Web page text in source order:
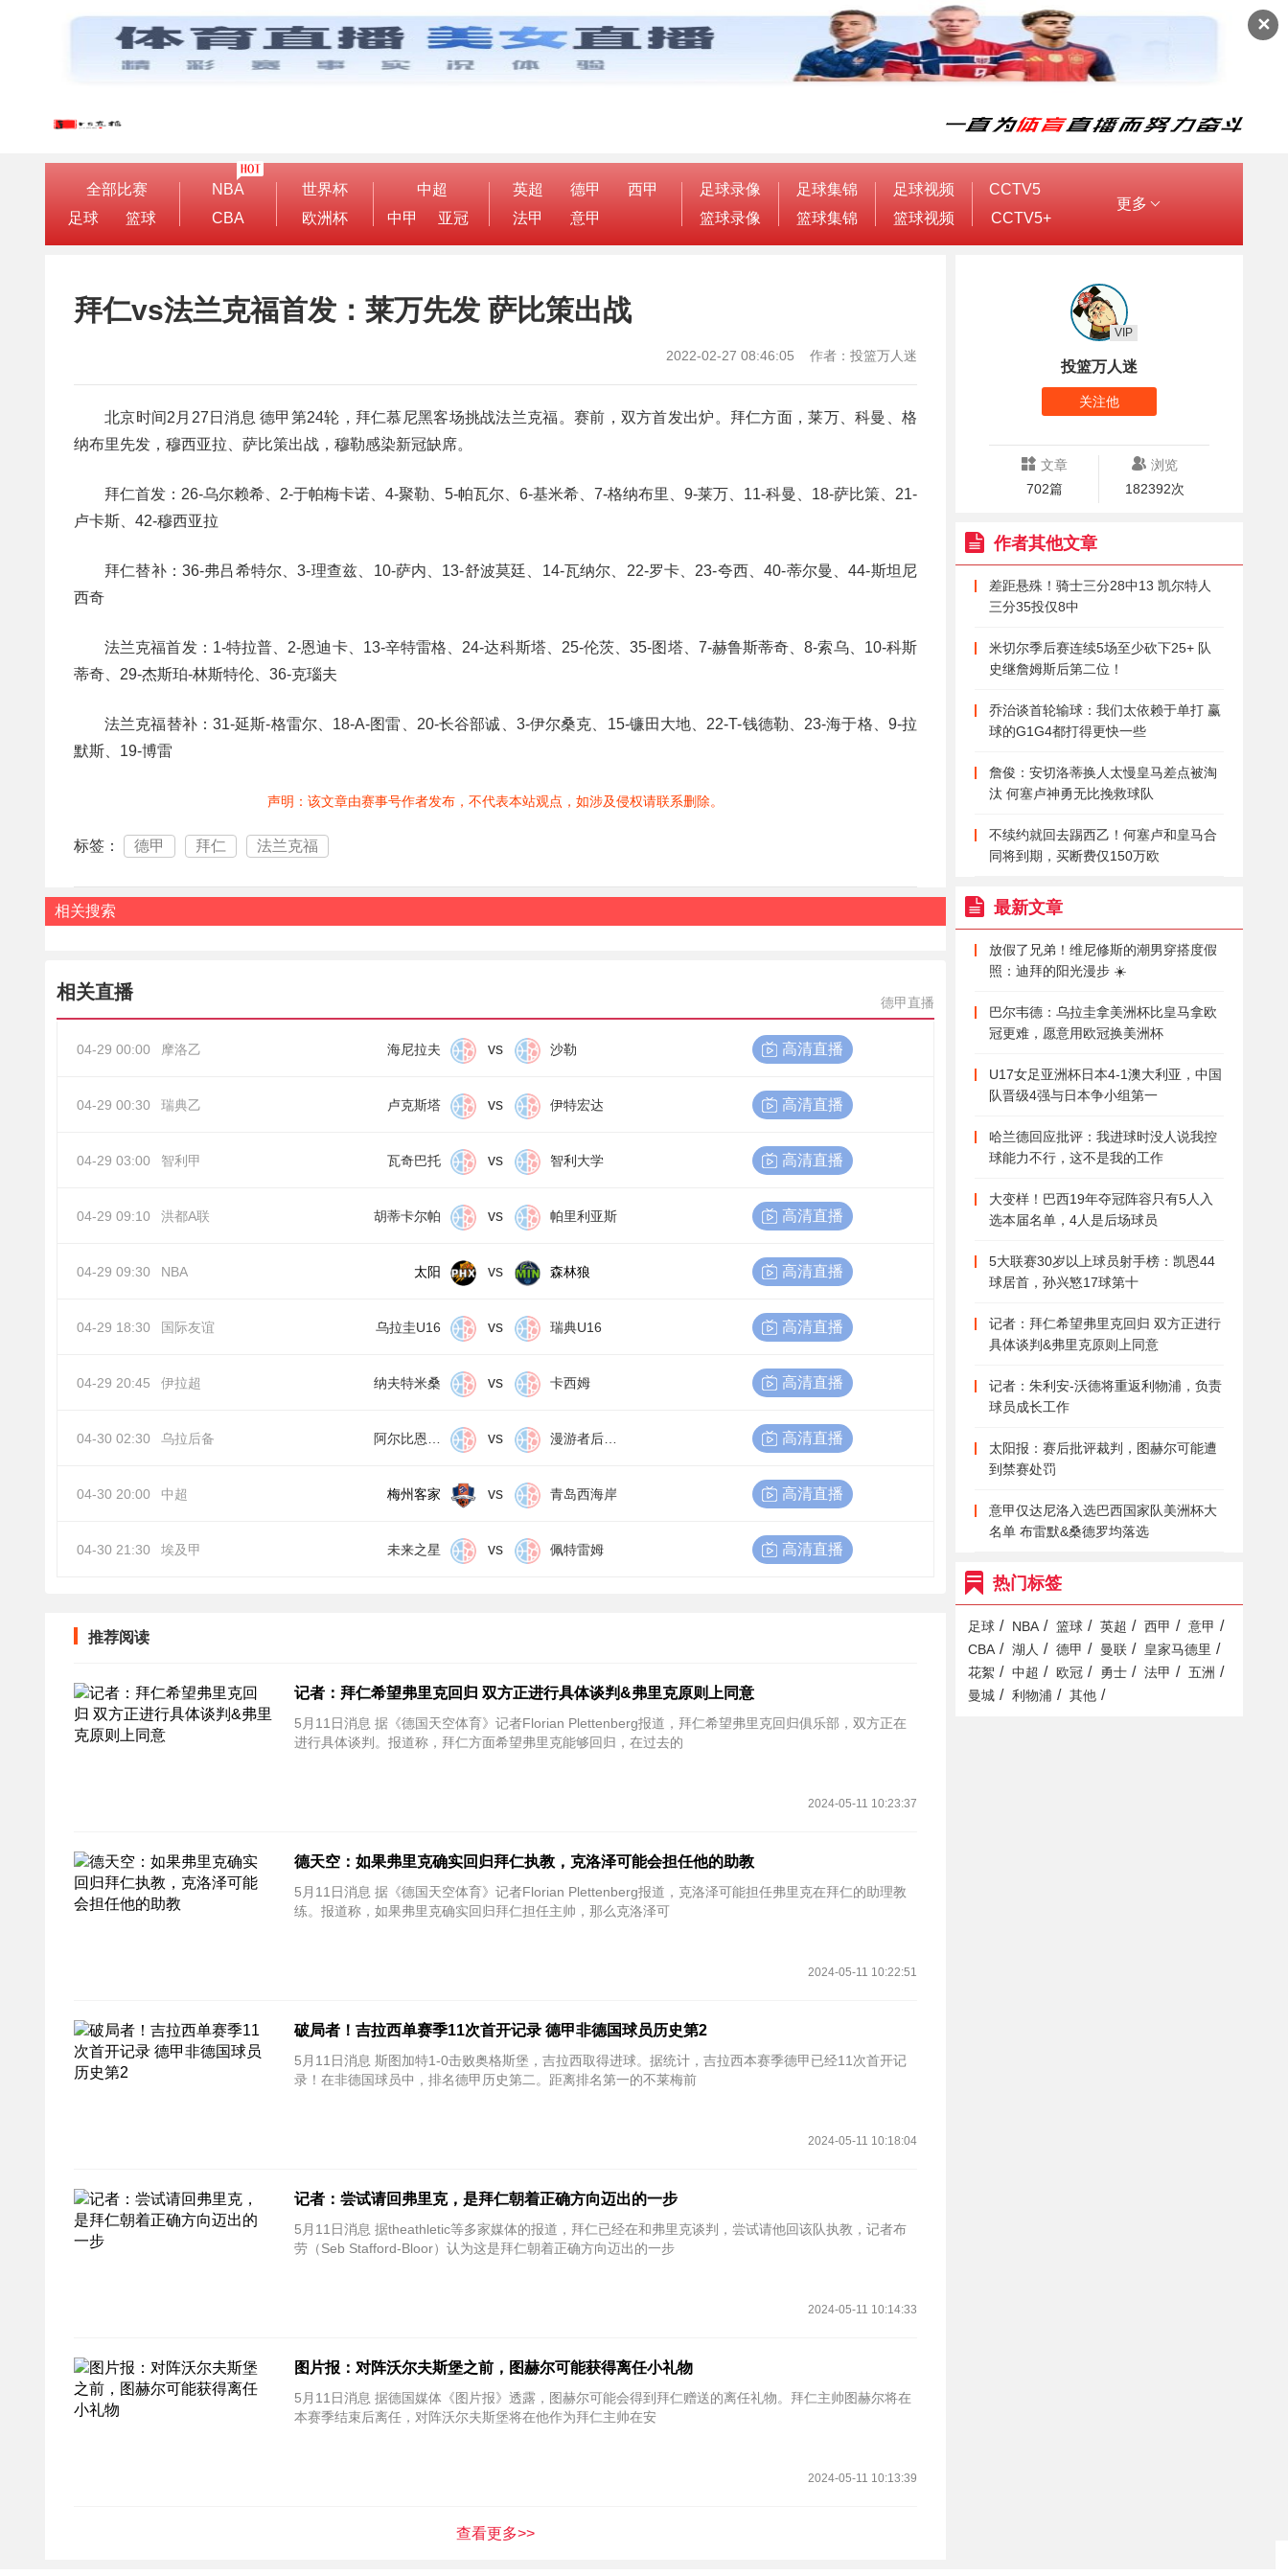
✕
全部比赛
足球
篮球
NBA
CBA
世界杯
欧洲杯
中超
中甲
亚冠
英超 德甲
西甲
法甲
意甲
足球录像
篮球录像
足球集锦
篮球集锦
足球视频
篮球视频
CCTV5
CCTV5+
更多
拜仁vs法兰克福首发：莱万先发 萨比策出战
2022-02-27 08:46:05 作者：投篮万人迷
北京时间2月27日消息 德甲第24轮，拜仁慕尼黑客场挑战法兰克福。赛前，双方首发出炉。拜仁方面，莱万、科曼、格
纳布里先发，穆西亚拉、萨比策出战，穆勒感染新冠缺席。
拜仁首发：26-乌尔赖希、2-于帕梅卡诺、4-聚勒、5-帕瓦尔、6-基米希、7-格纳布里、9-莱万、11-科曼、18-萨比策、21-
卢卡斯、42-穆西亚拉
拜仁替补：36-弗吕希特尔、3-理查兹、10-萨内、13-舒波莫廷、14-瓦纳尔、22-罗卡、23-夸西、40-蒂尔曼、44-斯坦尼
西奇
法兰克福首发：1-特拉普、2-恩迪卡、13-辛特雷格、24-达科斯塔、25-伦茨、35-图塔、7-赫鲁斯蒂奇、8-索乌、10-科斯
蒂奇、29-杰斯珀-林斯特伦、36-克瑙夫
法兰克福替补：31-延斯-格雷尔、18-A-图雷、20-长谷部诚、3-伊尔桑克、15-镰田大地、22-T-钱德勒、23-海于格、9-拉
默斯、19-博雷
声明：该文章由赛事号作者发布，不代表本站观点，如涉及侵权请联系删除。
标签： 德甲 拜仁 法兰克福
相关搜索
相关直播 德甲直播
04-29 00:00 摩洛乙 海尼拉夫 vs 沙勒 高清直播
04-29 00:30 瑞典乙 卢克斯塔 vs 伊特宏达 高清直播
04-29 03:00 智利甲 瓦奇巴托 vs 智利大学 高清直播
04-29 09:10 洪都A联 胡蒂卡尔帕 vs 帕里利亚斯 高清直播
04-29 09:30 NBA 太阳 vs 森林狼 高清直播
04-29 18:30 国际友谊 乌拉圭U16 vs 瑞典U16 高清直播
04-29 20:45 伊拉超 纳夫特米桑 vs 卡西姆 高清直播
04-30 02:30 乌拉后备 vs 高清直播
04-30 20:00 中超 梅州客家 vs 青岛西海岸 高清直播
04-30 21:30 埃及甲 未来之星 vs 佩特雷姆 高清直播
推荐阅读
记者：拜仁希望弗里克回归 双方正进行具体谈判&弗里克原则上同意
5月11日消息 据《德国天空体育》记者Florian Plettenberg报道，拜仁希望弗里克回归俱乐部，双方正在
进行具体谈判。报道称，拜仁方面希望弗里克能够回归，在过去的
2024-05-11 10:23:37
德天空：如果弗里克确实回归拜仁执教，克洛泽可能会担任他的助教
5月11日消息 据《德国天空体育》记者Florian Plettenberg报道，克洛泽可能担任弗里克在拜仁的助理教
练。报道称，如果弗里克确实回归拜仁担任主帅，那么克洛泽可
2024-05-11 10:22:51
破局者！吉拉西单赛季11次首开记录 德甲非德国球员历史第2
5月11日消息 斯图加特1-0击败奥格斯堡，吉拉西取得进球。据统计，吉拉西本赛季德甲已经11次首开记
录！在非德国球员中，排名德甲历史第二。距离排名第一的不莱梅前
2024-05-11 10:18:04
记者：尝试请回弗里克，是拜仁朝着正确方向迈出的一步
5月11日消息 据theathletic等多家媒体的报道，拜仁已经在和弗里克谈判，尝试请他回该队执教，记者布
劳（Seb Stafford-Bloor）认为这是拜仁朝着正确方向迈出的一步
2024-05-11 10:14:33
图片报：对阵沃尔夫斯堡之前，图赫尔可能获得离任小礼物
5月11日消息 据德国媒体《图片报》透露，图赫尔可能会得到拜仁赠送的离任礼物。拜仁主帅图赫尔将在
本赛季结束后离任，对阵沃尔夫斯堡将在他作为拜仁主帅在安
2024-05-11 10:13:39
查看更多>>
投篮万人迷
VIP
关注他
文章
702篇
浏览
182392次
作者其他文章
差距悬殊！骑士三分28中13 凯尔特人
三分35投仅8中
米切尔季后赛连续5场至少砍下25+ 队
史继詹姆斯后第二位！
乔治谈首轮输球：我们太依赖于单打 赢
球的G1G4都打得更快一些
詹俊：安切洛蒂换人太慢皇马差点被淘
汰 何塞卢神勇无比挽救球队
不续约就回去踢西乙！何塞卢和皇马合
同将到期，买断费仅150万欧
最新文章
放假了兄弟！维尼修斯的潮男穿搭度假
照：迪拜的阳光漫步 ☀️
巴尔韦德：乌拉圭拿美洲杯比皇马拿欧
冠更难，愿意用欧冠换美洲杯
U17女足亚洲杯日本4-1澳大利亚，中国
队晋级4强与日本争小组第一
哈兰德回应批评：我进球时没人说我控
球能力不行，这不是我的工作
大变样！巴西19年夺冠阵容只有5人入
选本届名单，4人是后场球员
5大联赛30岁以上球员射手榜：凯恩44
球居首，孙兴慜17球第十
记者：拜仁希望弗里克回归 双方正进行
具体谈判&弗里克原则上同意
记者：朱利安-沃德将重返利物浦，负责
球员成长工作
太阳报：赛后批评裁判，图赫尔可能遭
到禁赛处罚
意甲仅达尼洛入选巴西国家队美洲杯大
名单 布雷默&桑德罗均落选
热门标签
足球 / NBA / 篮球 / 英超 / 西甲 / 意甲 /
CBA / 湖人 / 德甲 / 曼联 / 皇家马德里 /
花絮 / 中超 / 欧冠 / 勇士 / 法甲 / 五洲 /
曼城 / 利物浦 / 其他 /